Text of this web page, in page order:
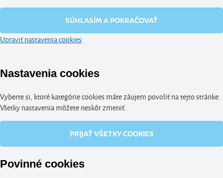
SÚHLASÍM A POKRAČOVAŤ
Upraviť nastavenia cookies
Nastavenia cookies
Vyberte si, ktoré kategórie cookies máte záujem povoliť na tejto stránke.
Všetky nastavenia môžete neskôr zmeniť.
PRIJAŤ VŠETKY COOKIES
Povinné cookies